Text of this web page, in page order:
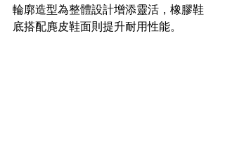
輪廓造型為整體設計增添靈活，橡膠鞋
底搭配麂皮鞋面則提升耐用性能。